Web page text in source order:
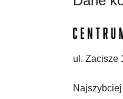
ul. Zacisze